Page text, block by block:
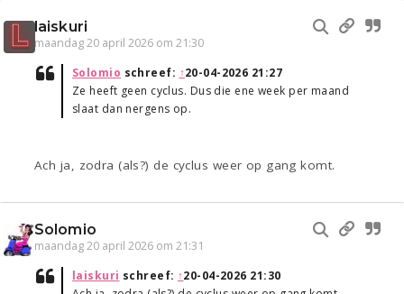
laiskuri
maandag 20 april 2026 om 21:30
Solomio schreef: ↑20-04-2026 21:27
Ze heeft geen cyclus. Dus die ene week per maand
slaat dan nergens op.
Ach ja, zodra (als?) de cyclus weer op gang komt.
Solomio
maandag 20 april 2026 om 21:31
laiskuri schreef: ↑20-04-2026 21:30